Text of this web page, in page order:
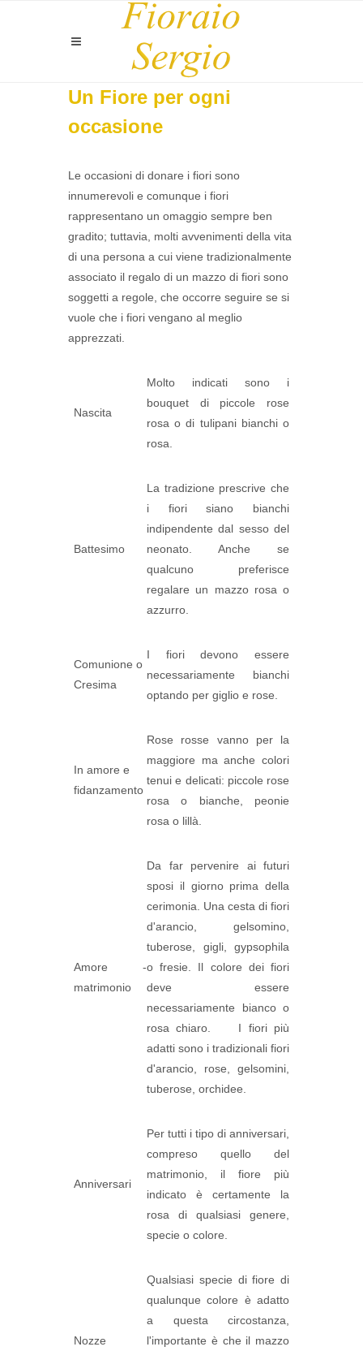
Un Fiore per ogni
occasione
Le occasioni di donare i fiori sono
innumerevoli e comunque i fiori
rappresentano un omaggio sempre ben
gradito; tuttavia, molti avvenimenti della vita
di una persona a cui viene tradizionalmente
associato il regalo di un mazzo di fiori sono
soggetti a regole, che occorre seguire se si
vuole che i fiori vengano al meglio
apprezzati.
Nascita
Molto indicati sono i
bouquet di piccole rose
rosa o di tulipani bianchi o
rosa.
Battesimo
La tradizione prescrive che
i fiori siano bianchi
indipendente dal sesso del
neonato. Anche se
qualcuno preferisce
regalare un mazzo rosa o
azzurro.
Comunione o
Cresima
I fiori devono essere
necessariamente bianchi
optando per giglio e rose.
In amore e
fidanzamento
Rose rosse vanno per la
maggiore ma anche colori
tenui e delicati: piccole rose
rosa o bianche, peonie
rosa o lillà.
Amore -
matrimonio
Da far pervenire ai futuri
sposi il giorno prima della
cerimonia. Una cesta di fiori
d'arancio, gelsomino,
tuberose, gigli, gypsophila
o fresie. Il colore dei fiori
deve essere
necessariamente bianco o
rosa chiaro. I fiori più
adatti sono i tradizionali fiori
d'arancio, rose, gelsomini,
tuberose, orchidee.
Anniversari
Per tutti i tipo di anniversari,
compreso quello del
matrimonio, il fiore più
indicato è certamente la
rosa di qualsiasi genere,
specie o colore.
Nozze
Qualsiasi specie di fiore di
qualunque colore è adatto
a questa circostanza,
l'importante è che il mazzo